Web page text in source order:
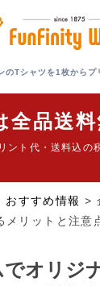
のTシャツを1枚から
全品送料
ト代・送料込の
おすすめ情報 >
メリットと注意
オリジ